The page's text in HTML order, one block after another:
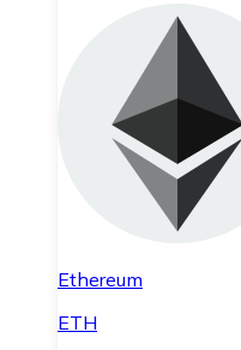
Ethereum
ETH